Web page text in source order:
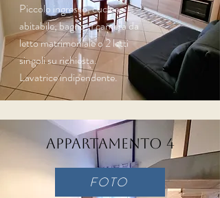
Piccolo ingresso, cucina
abitabile, bagno, 1 camera da
letto matrimoniale o 2 letti
singoli su richiesta.
Lavatrice indipendente.
Appartamento 4
FOTO